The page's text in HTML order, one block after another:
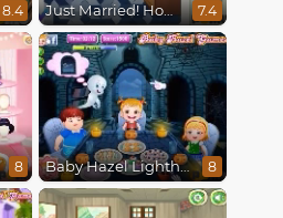
8.4 Just Married! Home Deco 7.4
8 Baby Hazel Lighthouse Adventure 8